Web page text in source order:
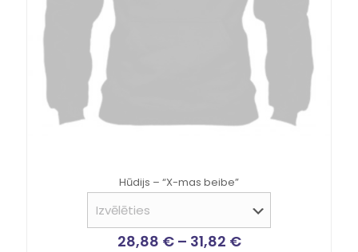
Hūdijs – “X-mas beibe”
28,88 € – 31,82 €